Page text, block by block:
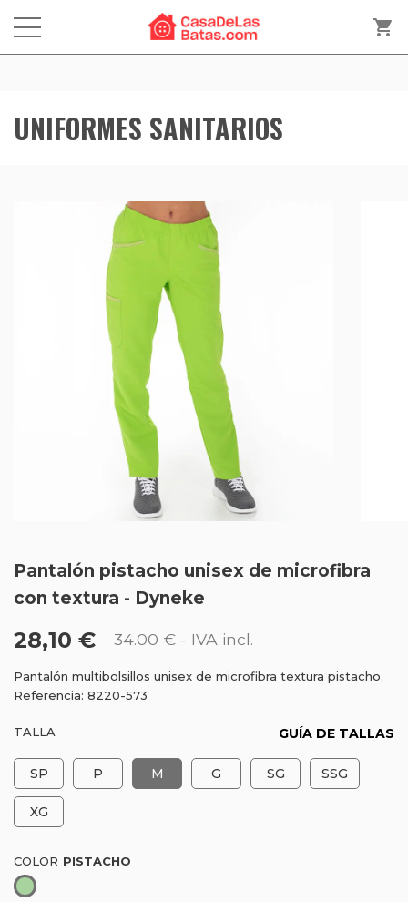
shopping_cart
UNIFORMES SANITARIOS
Pantalón pistacho unisex de microfibra
con textura - Dyneke
28,10 € 34.00 € - IVA incl.
Pantalón multibolsillos unisex de microfibra textura pistacho.
Referencia: 8220-573
TALLA GUÍA DE TALLAS
SP P M G SG SSG
XG
COLOR
Pistacho